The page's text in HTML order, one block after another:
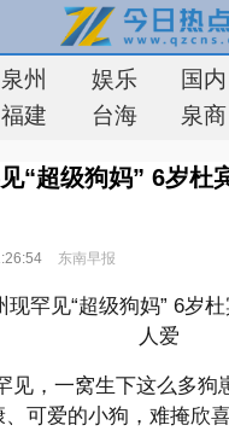
泉州 娱乐 国内
福建 台海 泉商
“超级狗妈” 6岁杜
东南早报
见，一窝生下这么多狗
、可爱的小狗，难掩欣